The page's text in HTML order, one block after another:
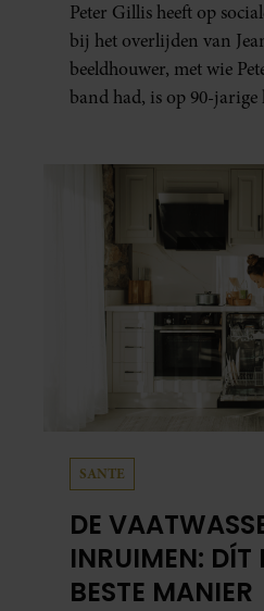
Peter Gillis heeft op
bij het overlijden van
beeldhouwer, met wie
band had, is op 90-
SANTE
DE
INRUIMEN: DÍT
BESTE MANIER